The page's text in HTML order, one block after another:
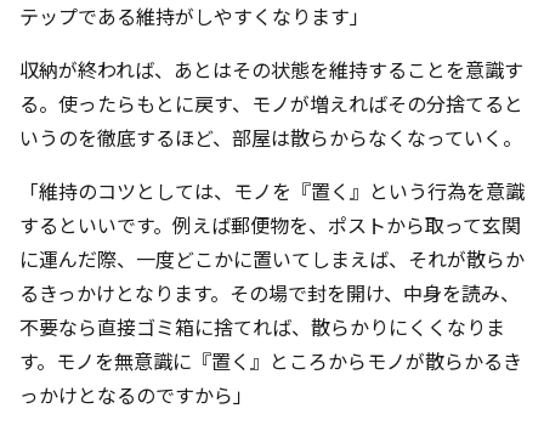
テップである維持がしやすくなります」
収納が終われば、あとはその状態を維持することを意識す
る。使ったらもとに戻す、モノが増えればその分捨てると
いうのを徹底するほど、部屋は散らからなくなっていく。
「維持のコツとしては、モノを『置く』という行為を意識
するといいです。例えば郵便物を、ポストから取って玄関
に運んだ際、一度どこかに置いてしまえば、それが散らか
るきっかけとなります。その場で封を開け、中身を読み、
不要なら直接ゴミ箱に捨てれば、散らかりにくくなりま
す。モノを無意識に『置く』ところからモノが散らかるき
っかけとなるのですから」